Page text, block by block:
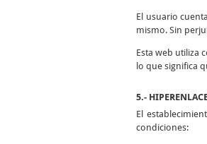
El usuario
mismo. Sin
Esta web utiliza
lo que significa
5.-
El
condiciones: